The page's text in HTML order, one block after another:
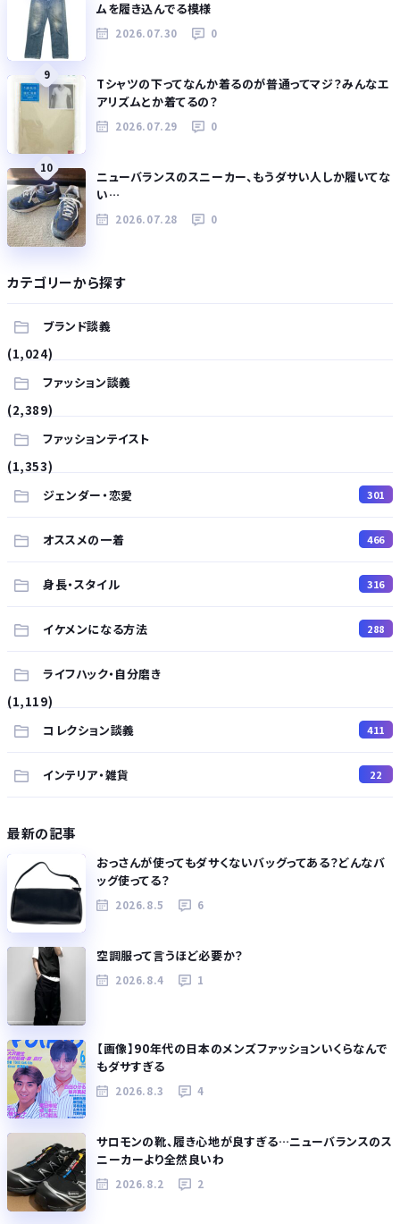
ムを履き込んでる模様
2026.07.30 0
9
Tシャツの下ってなんか着るのが普通ってマジ？みんなエ
アリズムとか着てるの？
2026.07.29 0
10
ニューバランスのスニーカー、もうダサい人しか履いてな
い…
2026.07.28 0
カテゴリーから探す
ブランド談義
(1,024)
ファッション談義
(2,389)
ファッションテイスト
(1,353)
ジェンダー・恋愛
301
オススメの一着 466
身長・スタイル 316
イケメンになる方法 288
ライフハック・自分磨き
(1,119)
コレクション談義
411
インテリア・雑貨 22
最新の記事
おっさんが使ってもダサくないバッグってある？どんなバ
ッグ使ってる？
2026.8.5 6
空調服って言うほど必要か？
2026.8.4 1
【画像】90年代の日本のメンズファッションいくらなんで
もダサすぎる
2026.8.3 4
サロモンの靴、履き心地が良すぎる…ニューバランスのス
ニーカーより全然良いわ
2026.8.2 2